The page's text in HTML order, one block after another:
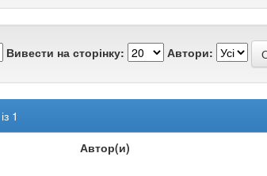
Вивести на сторінку: Автори:
1
Автор(и)